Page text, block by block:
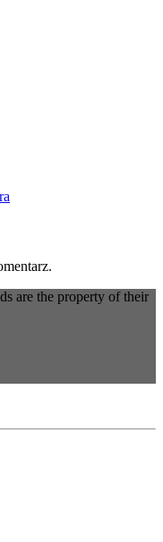
are the property of their